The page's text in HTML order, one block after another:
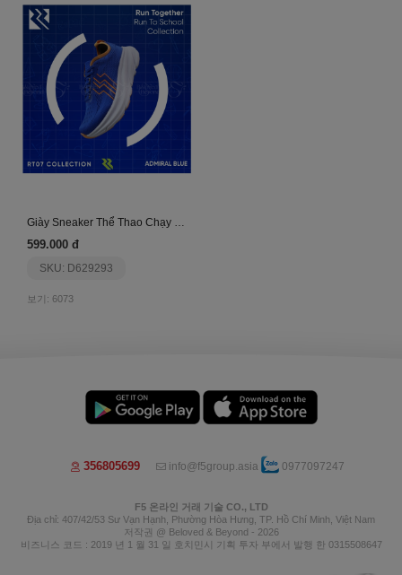
Giày Sneaker Thể Thao Chạy Bộ Run Together Rt07-X
599.000 đ
SKU: D629293
보기: 6073
356805699 info@f5group.asia 0977097247
F5 온라인 거래 기술 CO., LTD
Địa chỉ: 407/42/53 Sư Vạn Hạnh, Phường Hòa Hưng, TP. Hồ Chí Minh, Việt Nam
저작권 @ Beloved & Beyond - 2026
비즈니스 코드 : 2019 년 1 월 31 일 호치민시 기획 투자 부에서 발행 한 0315508647